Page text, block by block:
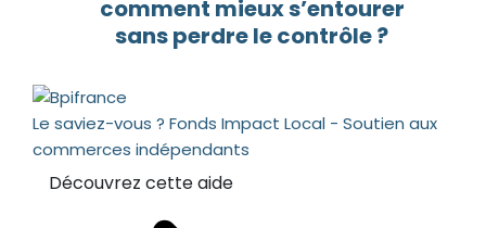
comment mieux s’entourer
sans perdre le contrôle ?
Le saviez-vous ? Fonds Impact Local - Soutien aux
commerces indépendants
Découvrez cette aide